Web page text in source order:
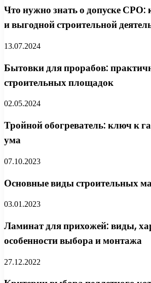
Что нужно знать о допуске СРО:
и выгодной строительной
13.07.2024
Бытовки для прорабов:
строительных площадок
02.05.2024
Тройной обогреватель: ключ к
ума
07.10.2023
Основные виды строительных
03.01.2023
Ламинат для прихожей: виды,
особенности выбора и монтажа
27.12.2022